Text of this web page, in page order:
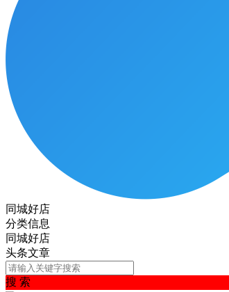
同城好店
分类信息
同城好店
头条文章
搜 索